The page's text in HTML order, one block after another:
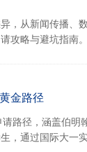
，从新闻传播、
攻略与避坑指南。
金路径
路径，涵盖伯明
，通过国际大一